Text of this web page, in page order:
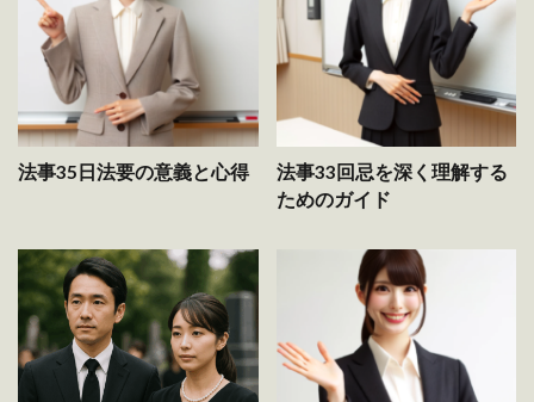
法事35日法要の意義と心得
法事33回忌を深く理解する
ためのガイド